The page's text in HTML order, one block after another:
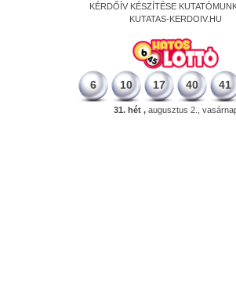
KÉRDŐÍV KÉSZÍTÉSE
KUTATAS-KERDOIV.HU
6 10 17 40 41
31. hét ,augusztus 2.,